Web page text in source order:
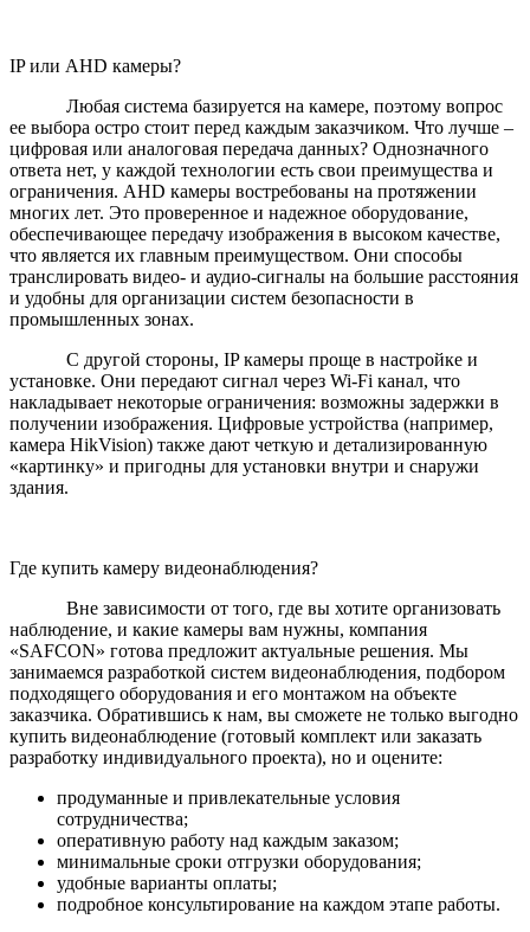
IP или AHD камеры?
Любая система базируется на камере, поэтому вопрос
ее выбора остро стоит перед каждым заказчиком. Что лучше –
цифровая или аналоговая передача данных? Однозначного
ответа нет, у каждой технологии есть свои преимущества и
ограничения. AHD камеры востребованы на протяжении
многих лет. Это проверенное и надежное оборудование,
обеспечивающее передачу изображения в высоком качестве,
что является их главным преимуществом. Они способы
транслировать видео- и аудио-сигналы на большие расстояния
и удобны для организации систем безопасности в
промышленных зонах.
С другой стороны, IP камеры проще в настройке и
установке. Они передают сигнал через Wi-Fi канал, что
накладывает некоторые ограничения: возможны задержки в
получении изображения. Цифровые устройства (например,
камера HikVision) также дают четкую и детализированную
«картинку» и пригодны для установки внутри и снаружи
здания.
Где купить камеру видеонаблюдения?
Вне зависимости от того, где вы хотите организовать
наблюдение, и какие камеры вам нужны, компания
«SAFCON» готова предложит актуальные решения. Мы
занимаемся разработкой систем видеонаблюдения, подбором
подходящего оборудования и его монтажом на объекте
заказчика. Обратившись к нам, вы сможете не только выгодно
купить видеонаблюдение (готовый комплект или заказать
разработку индивидуального проекта), но и оцените:
продуманные и привлекательные условия
сотрудничества;
оперативную работу над каждым заказом;
минимальные сроки отгрузки оборудования;
удобные варианты оплаты;
подробное консультирование на каждом этапе работы.